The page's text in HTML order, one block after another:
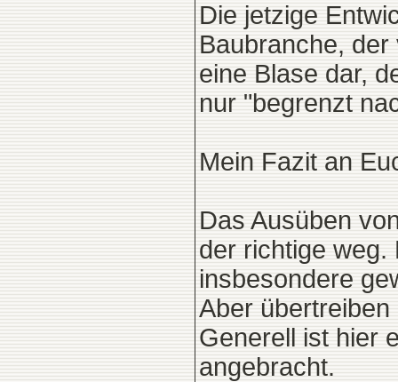
Die jetzige
Baubranche,
eine Blase dar,
nur "begrenzt
Mein Fazit an
Das Ausüben
der richtige weg.
insbesondere
Aber
Generell ist hier
angebracht.